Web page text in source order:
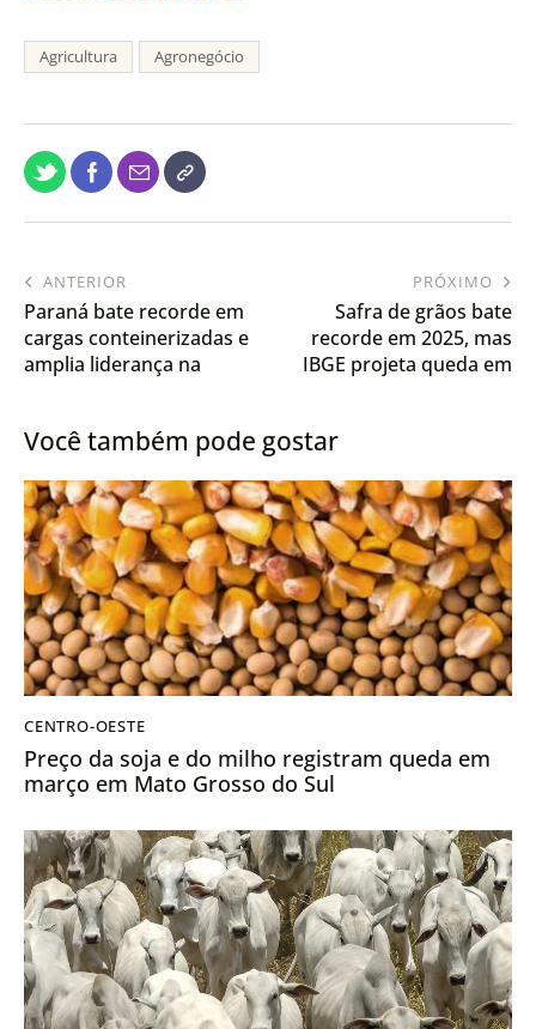
Agricultura Agronegócio
ANTERIOR
Paraná bate recorde em
cargas conteinerizadas e
amplia liderança na
PRÓXIMO
Safra de grãos bate
recorde em 2025, mas
IBGE projeta queda em
Você também pode gostar
CENTRO-OESTE
Preço da soja e do milho registram queda em
março em Mato Grosso do Sul